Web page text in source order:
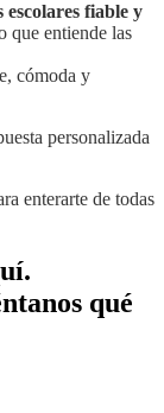
fiable y
que entiende las
cómoda y
personalizada
enterarte de todas
qué